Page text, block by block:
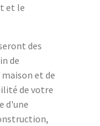
et le
des
de
et de
de votre
d'une